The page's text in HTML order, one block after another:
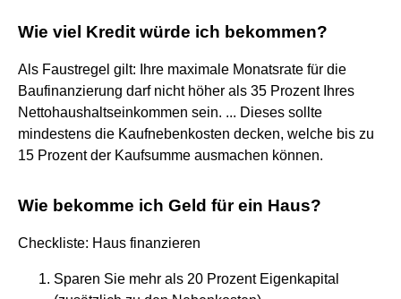
Wie viel Kredit würde ich bekommen?
Als Faustregel gilt: Ihre maximale Monatsrate für die
Baufinanzierung darf nicht höher als 35 Prozent Ihres
Nettohaushaltseinkommen sein. ... Dieses sollte
mindestens die Kaufnebenkosten decken, welche bis zu
15 Prozent der Kaufsumme ausmachen können.
Wie bekomme ich Geld für ein Haus?
Checkliste: Haus finanzieren
Sparen Sie mehr als 20 Prozent Eigenkapital